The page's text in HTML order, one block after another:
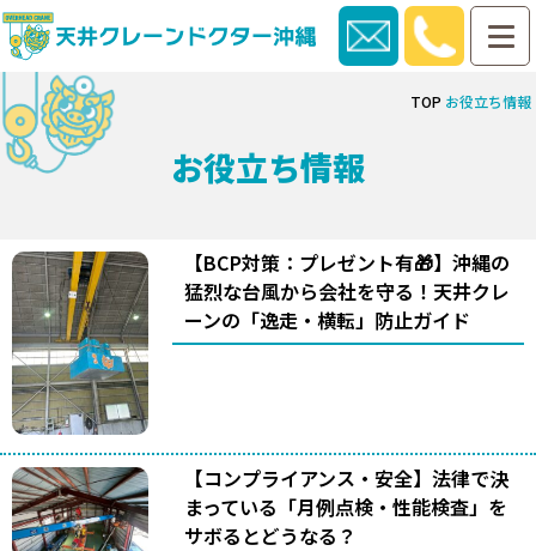
TOP お役立ち情報
お役立ち情報
【BCP対策：プレゼント有🎁】沖縄の
猛烈な台風から会社を守る！天井クレ
ーンの「逸走・横転」防止ガイド
【コンプライアンス・安全】法律で決
まっている「月例点検・性能検査」を
サボるとどうなる？